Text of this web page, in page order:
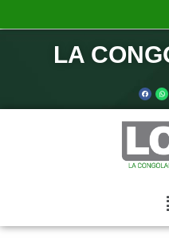
LA